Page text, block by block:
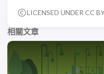
LICENSED UNDER CC
相關文章